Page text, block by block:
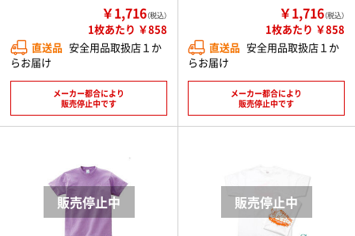
￥1,716（税込）
1枚あたり ￥858
直送品 安全用品取扱店１か
らお届け
メーカー都合により
販売停止中です
￥1,716（税込）
1枚あたり ￥858
直送品 安全用品取扱店１か
らお届け
メーカー都合により
販売停止中です